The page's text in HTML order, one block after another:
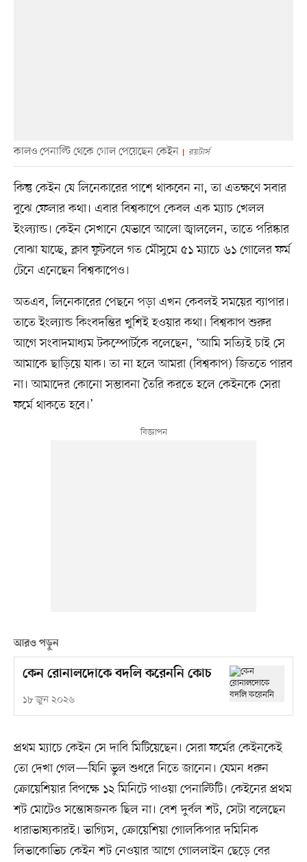
কালও পেনাল্টি থেকে গোল পেয়েছেন কেইন রয়টার্স
কিন্তু কেইন যে লিনেকারের পাশে থাকবেন না, তা এতক্ষণে সবার
বুঝে ফেলার কথা। এবার বিশ্বকাপে কেবল এক ম্যাচ খেলল
ইংল্যান্ড। কেইন সেখানে যেভাবে আলো জ্বাললেন, তাতে পরিষ্কার
বোঝা যাচ্ছে, ক্লাব ফুটবলে গত মৌসুমে ৫১ ম্যাচে ৬১ গোলের ফর্ম
টেনে এনেছেন বিশ্বকাপেও।
অতএব, লিনেকারের পেছনে পড়া এখন কেবলই সময়ের ব্যাপার।
তাতে ইংল্যান্ড কিংবদন্তির খুশিই হওয়ার কথা। বিশ্বকাপ শুরুর
আগে সংবাদমাধ্যম টকস্পোর্টকে বলেছেন, ‘আমি সত্যিই চাই সে
আমাকে ছাড়িয়ে যাক। তা না হলে আমরা (বিশ্বকাপ) জিততে পারব
না। আমাদের কোনো সম্ভাবনা তৈরি করতে হলে কেইনকে সেরা
ফর্মে থাকতে হবে।’
আরও পড়ুন
কেন রোনালদোকে বদলি করেননি কোচ
১৮ জুন ২০২৬
প্রথম ম্যাচে কেইন সে দাবি মিটিয়েছেন। সেরা ফর্মের কেইনকেই
তো দেখা গেল—যিনি ভুল শুধরে নিতে জানেন। যেমন ধরুন
ক্রোয়েশিয়ার বিপক্ষে ১২ মিনিটে পাওয়া পেনাল্টিটি। কেইনের প্রথম
শট মোটেও সন্তোষজনক ছিল না। বেশ দুর্বল শট, সেটা বলেছেন
ধারাভাষ্যকারই। ভাগ্যিস, ক্রোয়েশিয়া গোলকিপার দমিনিক
লিভাকোভিচ কেইন শট নেওয়ার আগে গোললাইন ছেড়ে বের